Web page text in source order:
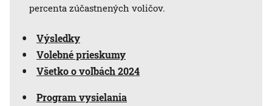
percenta zúčastnených voličov.
Výsledky
Volebné prieskumy
Všetko o voľbách 2024
Program vysielania